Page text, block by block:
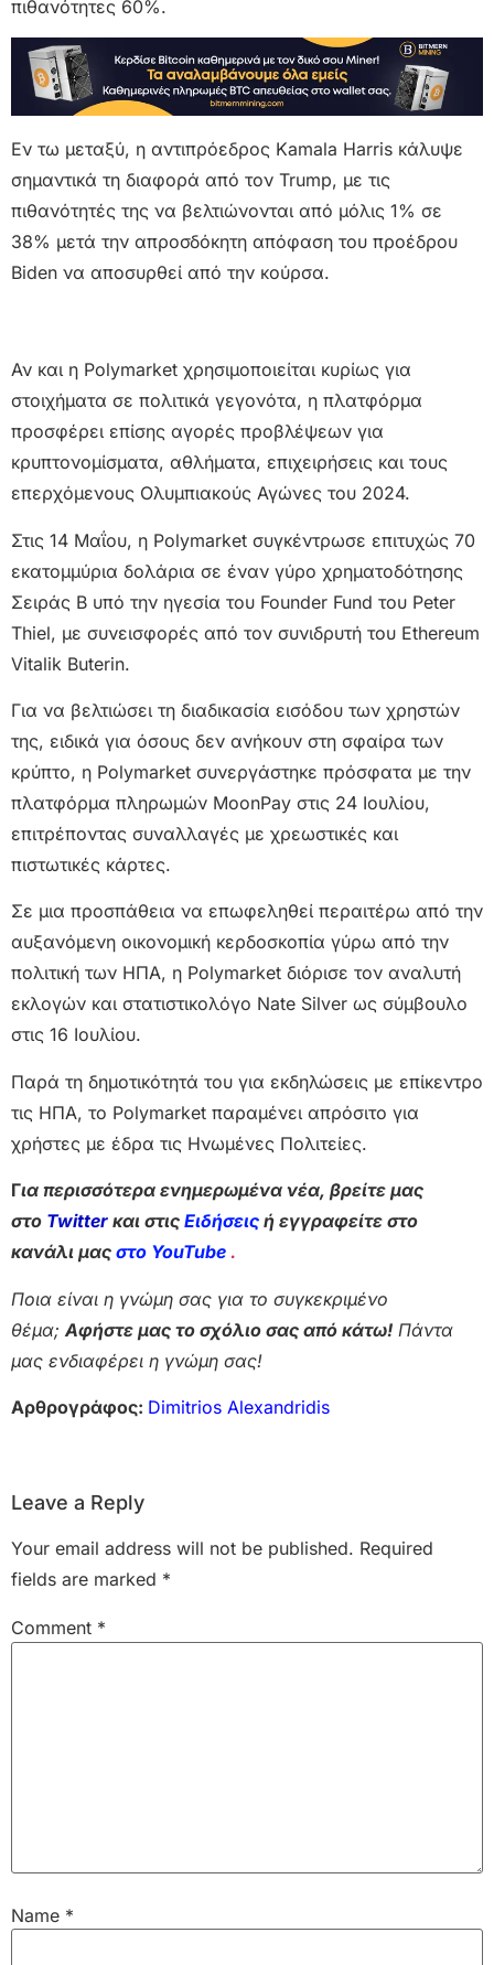
πιθανότητες 60%.
Εν τω μεταξύ, η αντιπρόεδρος Kamala Harris κάλυψε
σημαντικά τη διαφορά από τον Trump, με τις
πιθανότητές της να βελτιώνονται από μόλις 1% σε
38% μετά την απροσδόκητη απόφαση του προέδρου
Biden να αποσυρθεί από την κούρσα.
Αν και η Polymarket χρησιμοποιείται κυρίως για
στοιχήματα σε πολιτικά γεγονότα, η πλατφόρμα
προσφέρει επίσης αγορές προβλέψεων για
κρυπτονομίσματα, αθλήματα, επιχειρήσεις και τους
επερχόμενους Ολυμπιακούς Αγώνες του 2024.
Στις 14 Μαΐου, η Polymarket συγκέντρωσε επιτυχώς 70
εκατομμύρια δολάρια σε έναν γύρο χρηματοδότησης
Σειράς Β υπό την ηγεσία του Founder Fund του Peter
Thiel, με συνεισφορές από τον συνιδρυτή του Ethereum
Vitalik Buterin.
Για να βελτιώσει τη διαδικασία εισόδου των χρηστών
της, ειδικά για όσους δεν ανήκουν στη σφαίρα των
κρύπτο, η Polymarket συνεργάστηκε πρόσφατα με την
πλατφόρμα πληρωμών MoonPay στις 24 Ιουλίου,
επιτρέποντας συναλλαγές με χρεωστικές και
πιστωτικές κάρτες.
Σε μια προσπάθεια να επωφεληθεί περαιτέρω από την
αυξανόμενη οικονομική κερδοσκοπία γύρω από την
πολιτική των ΗΠΑ, η Polymarket διόρισε τον αναλυτή
εκλογών και στατιστικολόγο Nate Silver ως σύμβουλο
στις 16 Ιουλίου.
Παρά τη δημοτικότητά του για εκδηλώσεις με επίκεντρο
τις ΗΠΑ, το Polymarket παραμένει απρόσιτο για
χρήστες με έδρα τις Ηνωμένες Πολιτείες.
Για περισσότερα ενημερωμένα νέα, βρείτε μας
στο Twitter και στις Ειδήσεις ή εγγραφείτε στο
κανάλι μας στο YouTube .
Ποια είναι η γνώμη σας για το συγκεκριμένο
θέμα; Αφήστε μας το σχόλιο σας από κάτω! Πάντα
μας ενδιαφέρει η γνώμη σας!
Αρθρογράφος: Dimitrios Alexandridis
Leave a Reply
Your email address will not be published. Required
fields are marked *
Comment *
Name *